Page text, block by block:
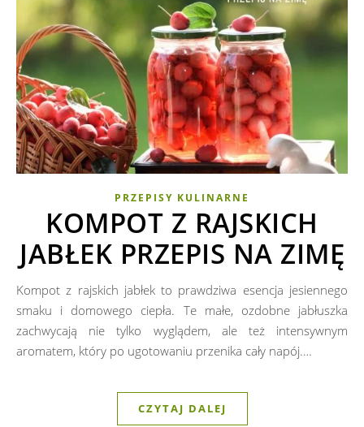
PRZEPISY KULINARNE
KOMPOT Z RAJSKICH
JABŁEK PRZEPIS NA ZIMĘ
Kompot z rajskich jabłek to prawdziwa esencja jesiennego
smaku i domowego ciepła. Te małe, ozdobne jabłuszka
zachwycają nie tylko wyglądem, ale też intensywnym
aromatem, który po ugotowaniu przenika cały napój.…
CZYTAJ DALEJ